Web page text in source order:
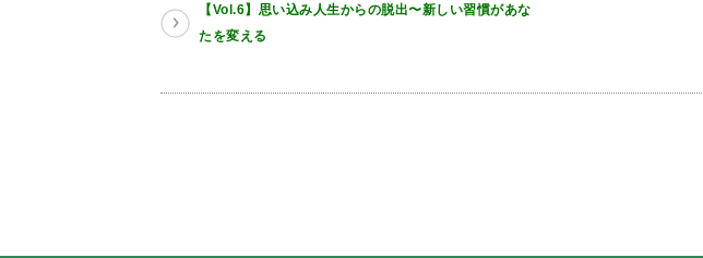
【Vol.6】思い込み人生からの脱出〜新しい習慣があな
たを変える